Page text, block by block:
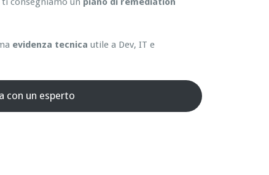
evidenza tecnica utile a Dev, IT e
con un esperto